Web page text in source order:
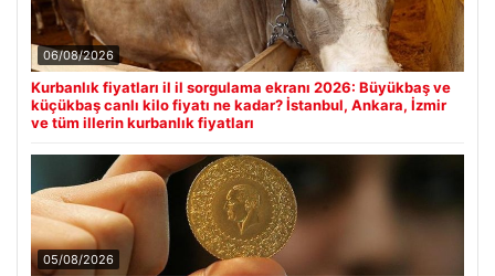
06/08/2026
Kurbanlık fiyatları il il sorgulama ekranı 2026: Büyükbaş ve
küçükbaş canlı kilo fiyatı ne kadar? İstanbul, Ankara, İzmir
ve tüm illerin kurbanlık fiyatları
05/08/2026